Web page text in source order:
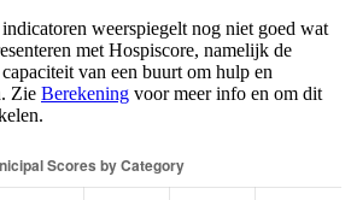
weerspiegelt nog niet goed wat
met Hospiscore, namelijk de
van een buurt om hulp en
Zie Berekening voor meer info en om dit